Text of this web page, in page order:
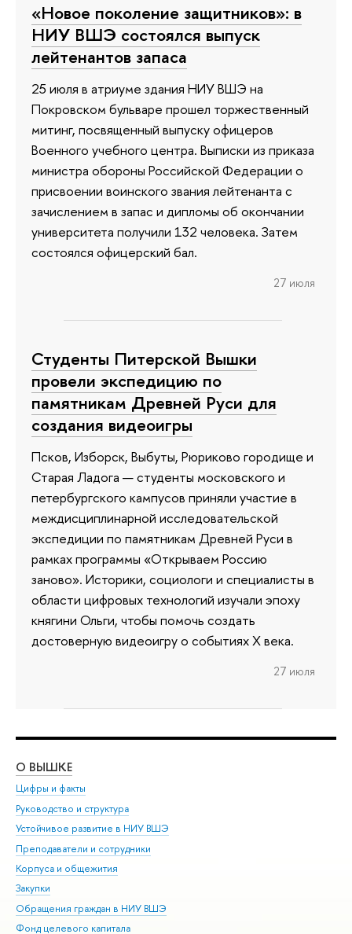
«Новое поколение защитников»: в
НИУ ВШЭ состоялся выпуск
лейтенантов запаса
25 июля в атриуме здания НИУ ВШЭ на
Покровском бульваре прошел торжественный
митинг, посвященный выпуску офицеров
Военного учебного центра. Выписки из приказа
министра обороны Российской Федерации о
присвоении воинского звания лейтенанта с
зачислением в запас и дипломы об окончании
университета получили 132 человека. Затем
состоялся офицерский бал.
27 июля
Студенты Питерской Вышки
провели экспедицию по
памятникам Древней Руси для
создания видеоигры
Псков, Изборск, Выбуты, Рюриково городище и
Старая Ладога — студенты московского и
петербургского кампусов приняли участие в
междисциплинарной исследовательской
экспедиции по памятникам Древней Руси в
рамках программы «Открываем Россию
заново». Историки, социологи и специалисты в
области цифровых технологий изучали эпоху
княгини Ольги, чтобы помочь создать
достоверную видеоигру о событиях X века.
27 июля
О ВЫШКЕ
Цифры и факты
Руководство и структура
Устойчивое развитие в НИУ ВШЭ
Преподаватели и сотрудники
Корпуса и общежития
Закупки
Обращения граждан в НИУ ВШЭ
Фонд целевого капитала